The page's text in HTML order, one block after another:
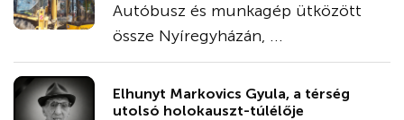
Autóbusz és munkagép ütközött
össze Nyíregyházán, ...
Elhunyt Markovics Gyula, a térség
utolsó holokauszt-túlélője